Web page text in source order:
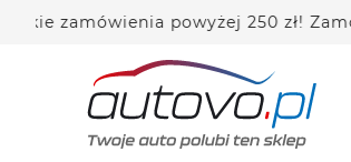
powyżej 250 zł! Zamów